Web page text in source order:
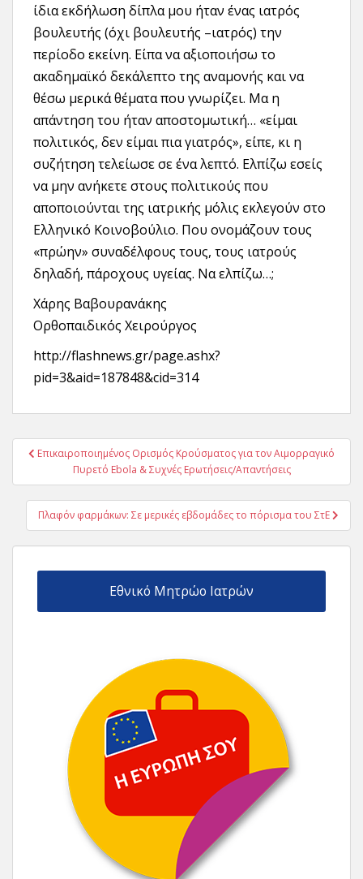
ίδια εκδήλωση δίπλα μου ήταν ένας ιατρός
βουλευτής (όχι βουλευτής –ιατρός) την
περίοδο εκείνη. Είπα να αξιοποιήσω το
ακαδημαϊκό δεκάλεπτο της αναμονής και να
θέσω μερικά θέματα που γνωρίζει. Μα η
απάντηση του ήταν αποστομωτική… «είμαι
πολιτικός, δεν είμαι πια γιατρός», είπε, κι η
συζήτηση τελείωσε σε ένα λεπτό. Ελπίζω εσείς
να μην ανήκετε στους πολιτικούς που
αποποιούνται της ιατρικής μόλις εκλεγούν στο
Ελληνικό Κοινοβούλιο. Που ονομάζουν τους
«πρώην» συναδέλφους τους, τους ιατρούς
δηλαδή, πάροχους υγείας. Να ελπίζω…;
Χάρης Βαβουρανάκης
Ορθοπαιδικός Χειρούργος
http://flashnews.gr/page.ashx?
pid=3&aid=187848&cid=314
Πλοήγηση
άρθρων
Επικαιροποιημένος Ορισμός Κρούσματος για τον Αιμορραγικό
Πυρετό Ebola & Συχνές Ερωτήσεις/Απαντήσεις
Πλαφόν φαρμάκων: Σε μερικές εβδομάδες το πόρισμα του ΣτΕ
Εθνικό Μητρώο Ιατρών